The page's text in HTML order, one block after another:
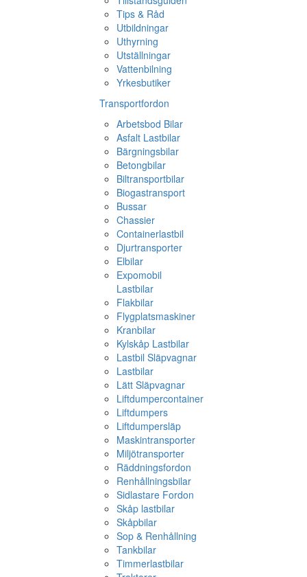
Tips & Råd
Utbildningar
Uthyrning
Utställningar
Vattenbilning
Yrkesbutiker
Transportfordon
Arbetsbod Bilar
Asfalt Lastbilar
Bärgningsbilar
Betongbilar
Biltransportbilar
Biogastransport
Bussar
Chassier
Containerlastbil
Djurtransporter
Elbilar
Expomobil
Lastbilar
Flakbilar
Flygplatsmaskiner
Kranbilar
Kylskåp Lastbilar
Lastbil Släpvagnar
Lastbilar
Lätt Släpvagnar
Liftdumpercontainer
Liftdumpers
Liftdumpersläp
Maskintransporter
Miljötransporter
Räddningsfordon
Renhållningsbilar
Sidlastare Fordon
Skåp lastbilar
Skåpbilar
Sop & Renhållning
Tankbilar
Timmerlastbilar